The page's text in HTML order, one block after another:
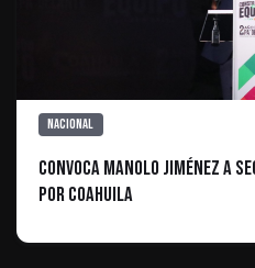
Nacional
Convoca Manolo Jiménez a
por Coahuila